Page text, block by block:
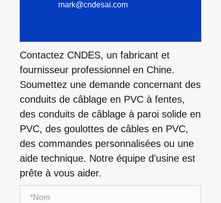
mark@cndesai.com
Contactez CNDES, un fabricant et
fournisseur professionnel en Chine.
Soumettez une demande concernant des
conduits de câblage en PVC à fentes,
des conduits de câblage à paroi solide en
PVC, des goulottes de câbles en PVC,
des commandes personnalisées ou une
aide technique. Notre équipe d'usine est
prête à vous aider.